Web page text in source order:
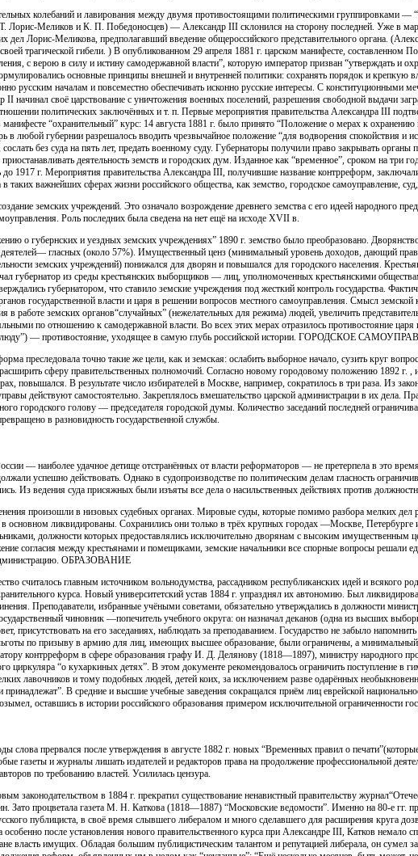
колебаний и лавирования между двумя противостоящими политическими группировками —
Лорис-Меликов и К. П. Победоносцев) — Александр III склонился на сторону последней. Уже в
дел Лорис-Меликова, предполагавший введение общероссийского представительного органа.
трагической гибели. ) В опубликованном 29 апреля 1881 г. царском манифесте, составленном
с верою в силу и истину самодержавной власти”, которую император призван “утверждать и
основные принципы внешней и внутренней политики: сохранять порядок и крепкую
русским началам и повсеместно обеспечивать исконно русские интересы. С конституционными
II начинал своё царствование с уничтожения военных поселений, разрешения свободной выдачи
политических заключённых и т. п. Первые мероприятия правительства Александра III
“охранительный” курс: 14 августа 1881 г. было принято “Положение о мерах к охранению
в любой губернии разрешалось вводить чрезвычайное положение “для водворения спокойствия и
сослать без суда на пять лет, предать военному суду. Губернаторы получили право закрывать
деятельность земств и городских дум. Изданное как “временное”, сроком на три
до 1917 г. Мероприятия правительства Александра III, получившие название контрреформ,
таких важнейших сферах жизни российского общества, как земство, городское самоуправление,
земских учреждений. Это означало возрождение древнего земства с его идеей народного
Роль последних была сведена на нет ещё на исходе XVII в.
о губернских и уездных земских учреждениях” 1890 г. земство было преобразовано.
гласных (около 57%). Имущественный ценз (минимальный уровень доходов, дающий
земских учреждений) понижался для дворян и повышался для городского населения.
губернатор из среды крестьянских выборщиков — лиц, уполномоченных крестьянскими
губернатором, что ставило земские учреждения под жесткий контроль государства.
государственной власти и царя в решении вопросов местного самоуправления. Смысл
в работе земских органов“случайных” (нежелательных для режима) людей, увеличить
по отношению к самодержавной власти. Во всех этих мерах отразилось противостояние
“люду”) — противостояние, уходящее в самую глубь российской истории. ГОРОДСКОЕ
преследовала точно такие же цели, как и земская: ослабить выборное начало, сузить круг
сферу правительственных полномочий. Согласно новому городовому положению 1892 г.
повышался. В результате число избирателей в Москве, например, сократилось в три раза. Из
действуют самостоятельно. Закреплялось вмешательство царской администрации в их дела.
городского голову — председателя городской думы. Количество заседаний последней
в разновидность государственной службы.
— наиболее удачное детище отстранённых от власти реформаторов — не претерпела в это
успешно действовать. Однако в судопроизводстве по политическим делам гласность
Из ведения суда присяжных были изъяты все дела о насильственных действиях против
произошли в низовых судебных органах. Мировые суды, которые помимо разбора мелких
основном ликвидированы. Сохранились они только в трёх крупных городах —Москве, Петербурге
должности которых предоставлялись исключительно дворянам с высоким имущественным
согласия между крестьянами и помещиками, земские начальники все спорные вопросы решали
ОБРАЗОВАНИЕ
считалось главным источником вольнодумства, рассадником республиканских идей и всякого
курса. Новый университетский устав 1884 г. упразднял их автономию. Был
Преподаватели, избранные учёными советами, обязательно утверждались в должности
чиновник —попечитель учебного округа: он назначал деканов (одна из высших
присутствовать на его заседаниях, наблюдать за преподаванием. Государство не забыло
по призыву в армию для лиц, имеющих высшее образование, были ограничены, а
контрреформ в сфере образования графу И. Д. Делянову (1818—1897), министру народного
циркуляра “о кухаркиных детях”. В этом документе рекомендовалось ограничить поступление в
лавочников и тому подобных людей, детей коих, за исключением разве одарённых
принадлежат”. В средние и высшие учебные заведения сокращался приём лиц еврейской
оставшись в истории российского образования примером исключительной ограниченности
слова прервался после утверждения в августе 1882 г. новых “Временных правил о
газеты и журналы лишать издателей и редакторов права на продолжение профессиональной
по требованию властей. Усилилась цензура.
законодательством в 1884 г. прекратил существование ненавистный правительству
Зато процветала газета М. Н. Каткова (1818—1887) “Московские ведомости”. Именно на 80-е гг.
публициста, в своё время слывшего либералом и много сделавшего для расширения круга
особенно после установления нового правительственного курса при Александре III, Катков немало
власть имущих. Обладая большим публицистическим талантом и репутацией либерала, он сумел